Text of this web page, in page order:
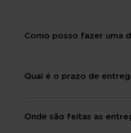
Como posso fazer uma
Qual é o prazo de
Onde são feitas as